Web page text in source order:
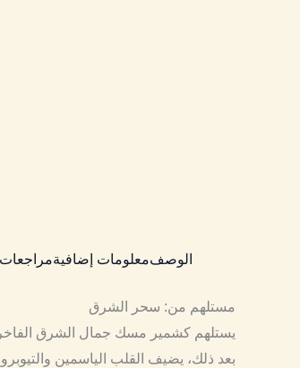
الوصفمعلومات إضافيةمراجعات
مستلهم من: سحر الشرق